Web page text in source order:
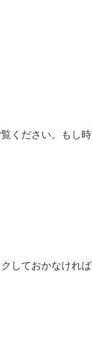
ください。もし時
しておかなければ